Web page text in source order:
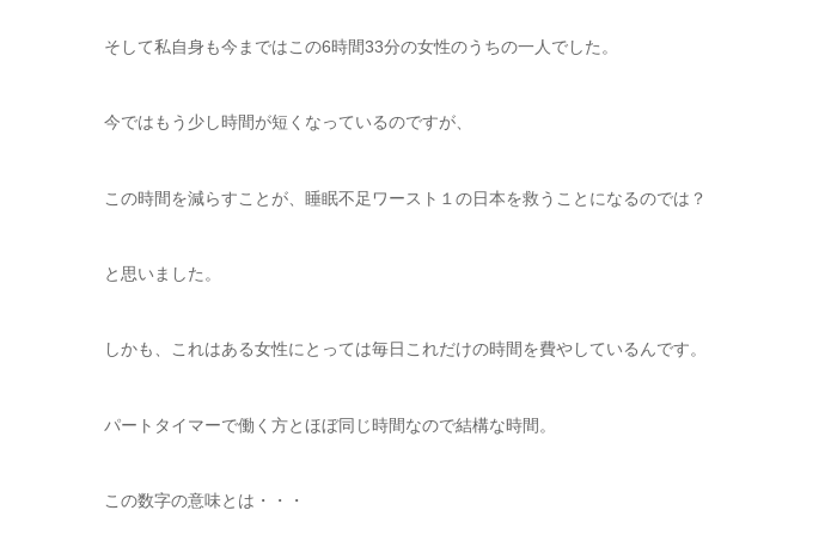
そして私自身も今まではこの6時間33分の女性のうちの一人でした。
今ではもう少し時間が短くなっているのですが、
この時間を減らすことが、睡眠不足ワースト１の日本を救うことになるのでは？
と思いました。
しかも、これはある女性にとっては毎日これだけの時間を費やしているんです。
パートタイマーで働く方とほぼ同じ時間なので結構な時間。
この数字の意味とは・・・